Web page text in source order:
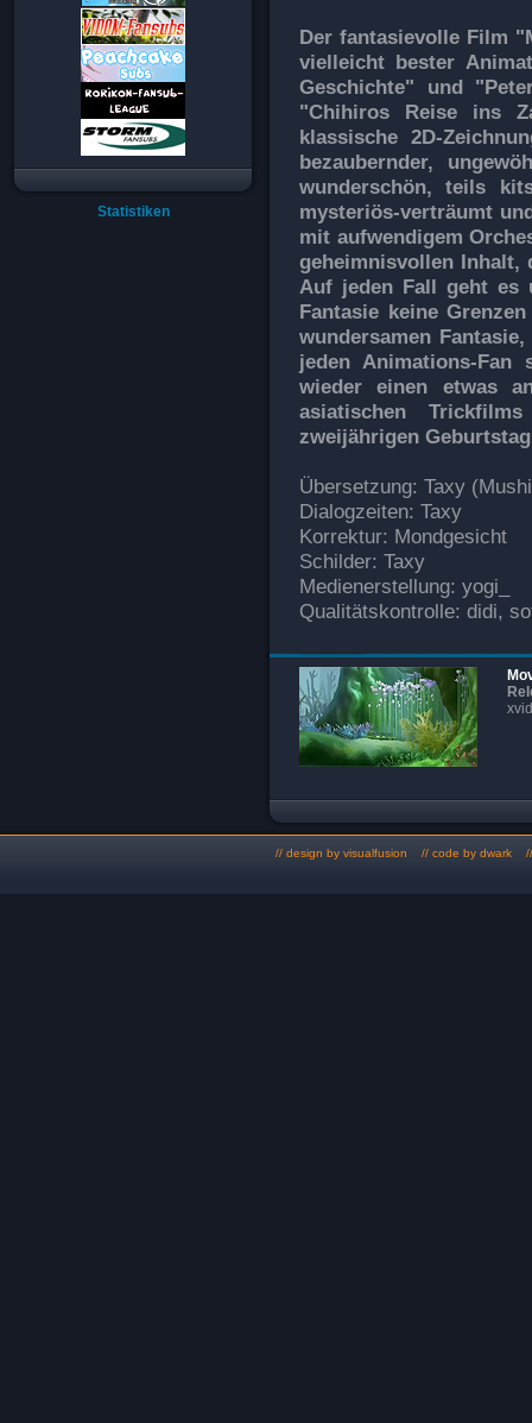
Statistiken
Der fantasievolle Film
vielleicht bester
Geschichte" und
"Chihiros Reise ins
klassische 2D-
bezaubernder,
wunderschön, teils
mysteriös-verträumt
mit aufwendigem
geheimnisvollen Inhalt,
Auf jeden Fall geht es
Fantasie keine
wundersamen
jeden Animations-
wieder einen etwas
asiatischen
zweijährigen
Übersetzung: Taxy
Dialogzeiten: Taxy
Korrektur: Mondgesicht
Schilder: Taxy
Medienerstellung: yogi_
Qualitätskontrolle: didi,
xvid
// design by visualfusion // code by dwark